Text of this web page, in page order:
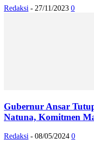
Redaksi - 27/11/2023 0
Gubernur Ansar
Natuna, Komitmen
Redaksi - 08/05/2024 0